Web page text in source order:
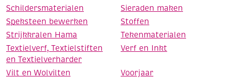
Schildersmaterialen
Sieraden maken
Speksteen bewerken
Stoffen
Strijkkralen Hama
Tekenmaterialen
Textielverf, Textielstiften
en Textielverharder
Verf en Inkt
Vilt en Wolvilten
Voorjaar